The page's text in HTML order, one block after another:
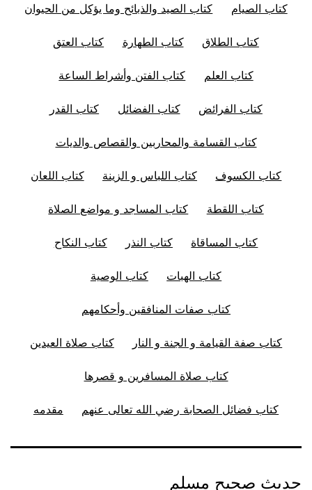
كتاب الصيام كتاب الصيد والذبائح وما يؤكل من الحيوان
كتاب الطلاق كتاب الطهارة كتاب العتق
كتاب العلم كتاب الفتن وأشراط الساعة
كتاب الفرائض كتاب الفضائل كتاب القدر
كتاب القسامة والمحاربين والقصاص والديات
كتاب الكسوف كتاب اللباس و الزينة كتاب اللعان
كتاب اللقطة كتاب المساجد و مواضع الصلاة
كتاب المساقاة كتاب النذر كتاب النكاح
كتاب الهبات كتاب الوصية
كتاب صفات المنافقين وأحكامهم
كتاب صفة القيامة و الجنة و النار كتاب صلاة العيدين
كتاب صلاة المسافرين و قصرها
كتاب فضائل الصحابة رضي الله تعالى عنهم مقدمه
حديث صحيح مسلم